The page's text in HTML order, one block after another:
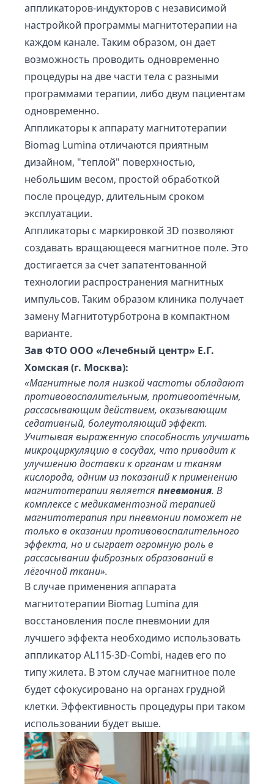
аппликаторов-индукторов с независимой
настройкой программы магнитотерапии на
каждом канале. Таким образом, он дает
возможность проводить одновременно
процедуры на две части тела с разными
программами терапии, либо двум пациентам
одновременно.
Аппликаторы к аппарату магнитотерапии
Biomag Lumina отличаются приятным
дизайном, "теплой" поверхностью,
небольшим весом, простой обработкой
после процедур, длительным сроком
эксплуатации.
Аппликаторы с маркировкой 3D позволяют
создавать вращающееся магнитное поле. Это
достигается за счет запатентованной
технологии распространения магнитных
импульсов. Таким образом клиника получает
замену Магнитотурботрона в компактном
варианте.
Зав ФТО ООО «Лечебный центр» Е.Г.
Хомская (г. Москва):
«Магнитные поля низкой частоты обладают
противовоспалительным, противоотёчным,
рассасывающим действием, оказывающим
седативный, болеутоляющий эффект.
Учитывая выраженную способность улучшать
микроциркуляцию в сосудах, что приводит к
улучшению доставки к органам и тканям
кислорода, одним из показаний к применению
магнитотерапии является пневмония. В
комплексе с медикаментозной терапией
магнитотерапия при пневмонии поможет не
только в оказании противовоспалительного
эффекта, но и сыграет огромную роль в
рассасывании фиброзных образований в
лёгочной ткани».
В случае применения аппарата
магнитотерапии Biomag Lumina для
восстановления после пневмонии для
лучшего эффекта необходимо использовать
аппликатор AL115-3D-Combi, надев его по
типу жилета. В этом случае магнитное поле
будет сфокусировано на органах грудной
клетки. Эффективность процедуры при таком
использовании будет выше.